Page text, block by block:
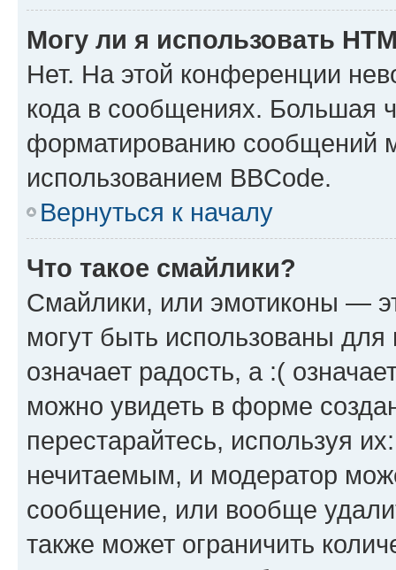
Могу ли я использовать
Нет. На этой конференции
кода в сообщениях. Большая
форматированию сообщений
использованием BBCode.
Вернуться к началу
Что такое смайлики?
Смайлики, или эмотиконы —
могут быть использованы
означает радость, а :(
можно увидеть в форме
перестарайтесь, используя
нечитаемым, и модератор
сообщение, или вообще
также может ограничить